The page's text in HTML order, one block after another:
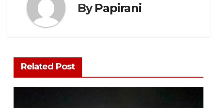
ByPapirani
Related Post